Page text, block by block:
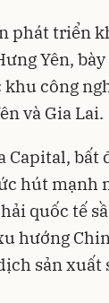
phát triển
Yên,
khu công
và Gia Lai.
Capital, bất
hút mạnh
quốc tế
hướng
sản xuất